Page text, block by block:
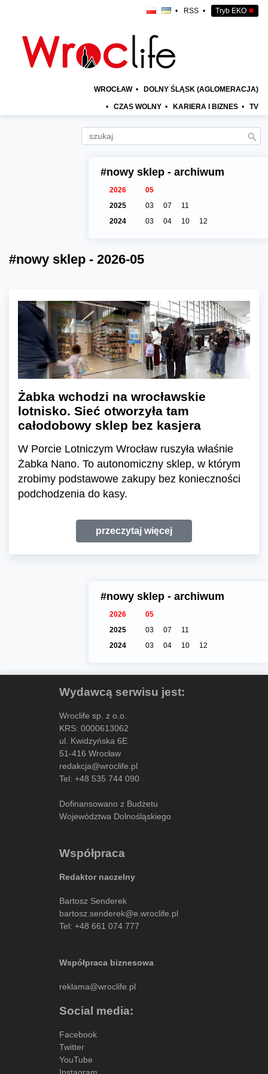
• RSS • Tryb EKO ✖
WROCŁAW • DOLNY ŚLĄSK (AGLOMERACJA)
• CZAS WOLNY • KARIERA I BIZNES • TV
#nowy sklep - archiwum
2026
05
2025
03 07
11
2024
03 04 10 12
#nowy sklep - 2026-05
Żabka wchodzi na wrocławskie
lotnisko. Sieć otworzyła tam
całodobowy sklep bez kasjera
W Porcie Lotniczym Wrocław ruszyła właśnie
Żabka Nano. To autonomiczny sklep, w którym
zrobimy podstawowe zakupy bez konieczności
podchodzenia do kasy.
przeczytaj więcej
#nowy sklep - archiwum
2026
05
2025
03 07
11
2024
03 04 10 12
Wydawcą serwisu jest:
Wroclife sp. z o.o.
KRS: 0000613062
ul. Kwidzyńska 6E
51-416 Wrocław
redakcja@wroclife.pl
Tel: +48 535 744 090
Dofinansowano z Budżetu
Województwa Dolnośląskiego
Współpraca
Redaktor naczelny
Bartosz Senderek
bartosz.senderek@e.wroclife.pl
Tel: +48 661 074 777
Współpraca biznesowa
reklama@wroclife.pl
Social media:
Facebook
Twitter
YouTube
Instagram